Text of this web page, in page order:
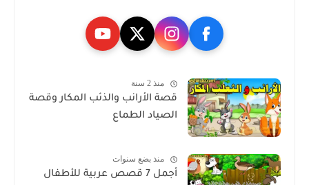
منذ 2 سنة
قصة الأرانب والذئب المكار وقصة
الصياد الطماع
منذ بضع سنوات
أجمل 7 قصص عربية للأطفال